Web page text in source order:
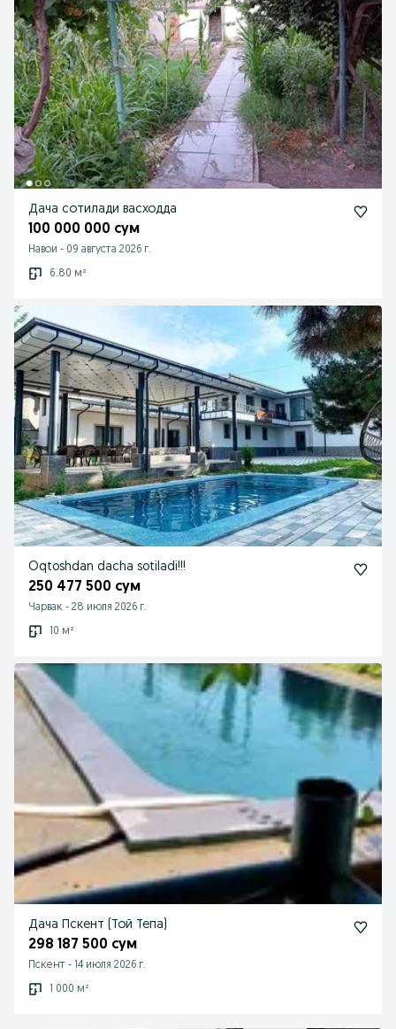
Дача сотилади васходда
100 000 000 сум
Навои - 09 августа 2026 г.
6.80 м²
Oqtoshdan dacha sotiladi!!!
250 477 500 сум
Чарвак - 28 июля 2026 г.
10 м²
Дача Пскент (Той Тепа)
298 187 500 сум
Пскент - 14 июля 2026 г.
1 000 м²